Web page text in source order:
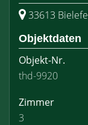
33613
Objektdaten
Objekt-Nr.
thd-9920
Zimmer
3